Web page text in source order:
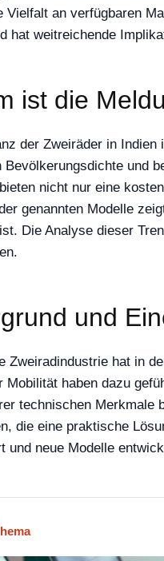
Vielfalt an verfügbaren
hat weitreichende
ist die
der Zweiräder in
Bevölkerungsdichte und
nicht nur eine
genannten Modelle
Die Analyse dieser
und
Zweiradindustrie hat in
Mobilität haben dazu
technischen Merkmale
die eine praktische
und neue Modelle